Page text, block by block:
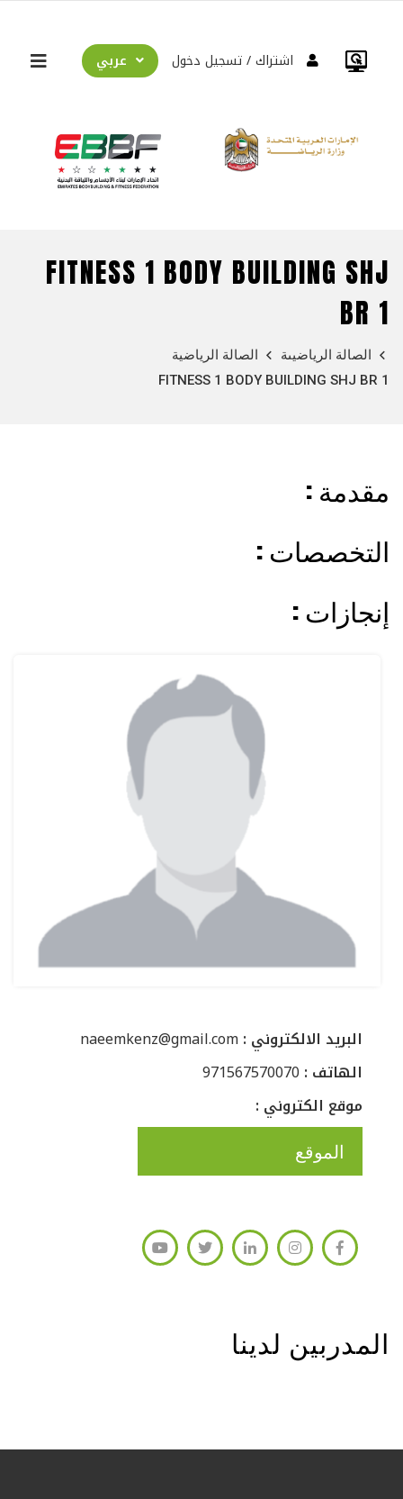
عربي تسجيل دخول اشتراك
FITNESS 1 BODY BUILDING SHJ
BR 1
الصالة الرياضية
الصالة الرياضيىة
FITNESS 1 BODY BUILDING SHJ BR 1
: مقدمة
: التخصصات
: إنجازات
naeemkenz@gmail.com : البريد الالكتروني
971567570070 : الهاتف
: موقع الكتروني
الموقع
المدربين لدينا